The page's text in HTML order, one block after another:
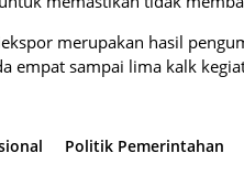
merupakan hasil
empat sampai lima kalk
Politik Pemerintahan